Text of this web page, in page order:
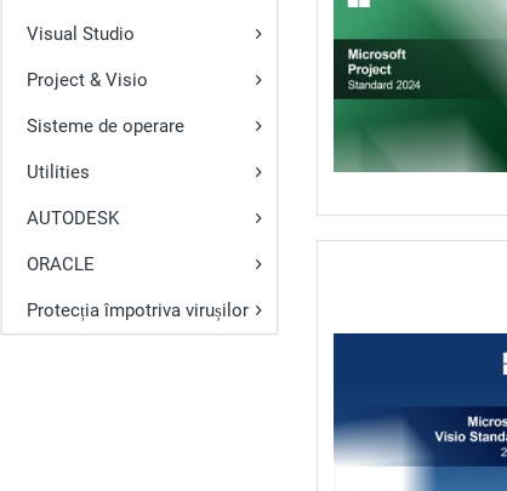
Visual Studio
Project & Visio
Sisteme de operare
Utilities
AUTODESK
ORACLE
Protecția împotriva virușilor